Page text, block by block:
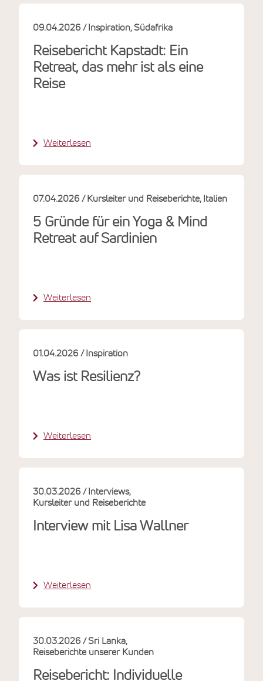
Reisebericht Kapstadt: Ein
Retreat, das mehr ist als eine
Reise
09.04.2026 Inspiration Südafrika
Weiterlesen
5 Gründe für ein Yoga & Mind
Retreat auf Sardinien
07.04.2026 Kursleiter und Reiseberichte Italien
Weiterlesen
Was ist Resilienz?
01.04.2026 Inspiration
Weiterlesen
Interview mit Lisa Wallner
30.03.2026
Interviews
Kursleiter und Reiseberichte
Weiterlesen
Reisebericht: Individuelle
30.03.2026
Sri Lanka
Reiseberichte unserer Kunden